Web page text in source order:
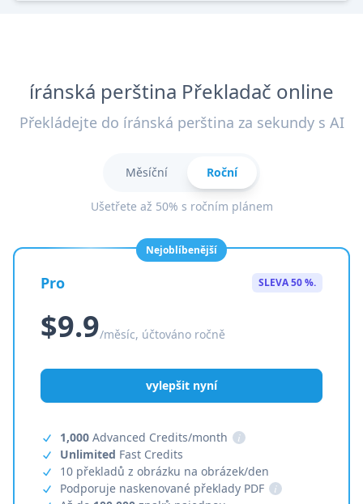
íránská perština Překladač online
Překládejte do íránská perština za sekundy s AI
Měsíční Roční
Ušetřete až 50% s ročním plánem
Nejoblíbenější
Pro SLEVA 50 %.
$9.9/měsíc, účtováno ročně
vylepšit nyní
1,000 Advanced Credits/month
i
Unlimited Fast Credits
10 překladů z obrázku na obrázek/den
Podporuje naskenované překlady PDF
i